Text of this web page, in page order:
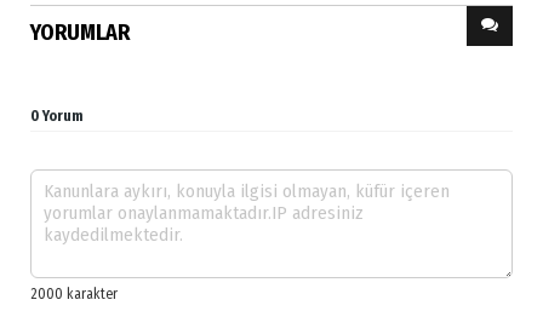
YORUMLAR
0 Yorum